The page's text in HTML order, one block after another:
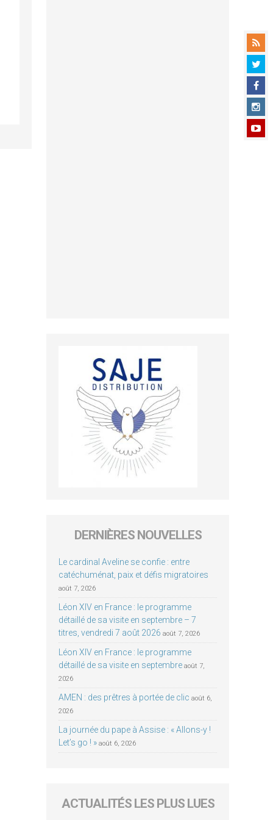
DERNIÈRES NOUVELLES
Le cardinal Aveline se confie : entre
catéchuménat, paix et défis migratoires
août 7, 2026
Léon XIV en France : le programme
détaillé de sa visite en septembre – 7
titres, vendredi 7 août 2026 août 7, 2026
Léon XIV en France : le programme
détaillé de sa visite en septembre août 7,
2026
AMEN : des prêtres à portée de clic août 6,
2026
La journée du pape à Assise : « Allons-y !
Let’s go ! » août 6, 2026
ACTUALITÉS LES PLUS LUES